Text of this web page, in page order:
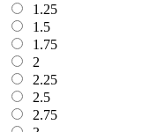
1.25
1.5
1.75
2
2.25
2.5
2.75